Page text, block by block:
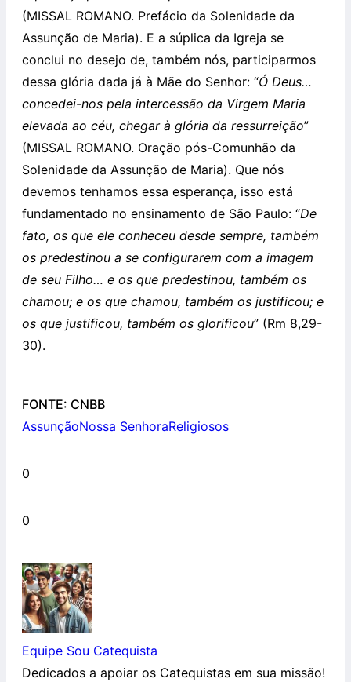
(MISSAL ROMANO. Prefácio da Solenidade da
Assunção de Maria). E a súplica da Igreja se
conclui no desejo de, também nós, participarmos
dessa glória dada já à Mãe do Senhor: “Ó Deus…
concedei-nos pela intercessão da Virgem Maria
elevada ao céu, chegar à glória da ressurreição”
(MISSAL ROMANO. Oração pós-Comunhão da
Solenidade da Assunção de Maria). Que nós
devemos tenhamos essa esperança, isso está
fundamentado no ensinamento de São Paulo: “De
fato, os que ele conheceu desde sempre, também
os predestinou a se configurarem com a imagem
de seu Filho… e os que predestinou, também os
chamou; e os que chamou, também os justificou; e
os que justificou, também os glorificou” (Rm 8,29-
30).
FONTE: CNBB
AssunçãoNossa SenhoraReligiosos
0
0
Equipe Sou Catequista
Dedicados a apoiar os Catequistas em sua missão!